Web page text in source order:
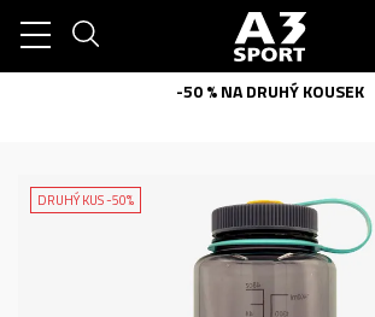
-50 % NA DRUHÝ KOUSEK
DRUHÝ KUS -50%